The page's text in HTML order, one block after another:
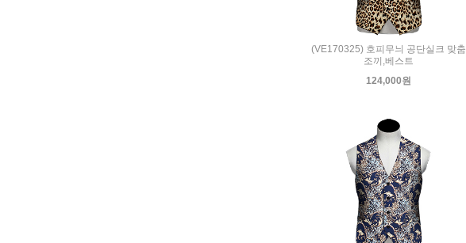
(VE170325) 호피무늬 공단실크 맞춤
조끼,베스트
124,000원